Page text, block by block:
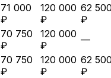
71 000
₽
120 000
₽
62
₽
70 750
₽
120 000
₽
—
70 750
₽
120 000
₽
62
₽